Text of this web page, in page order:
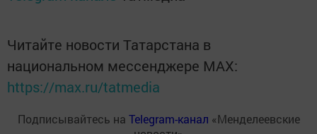
Читайте новости Татарстана в
национальном мессенджере MАХ:
https://max.ru/tatmedia
Подписывайтесь на Telegram-канал «Менделеевские